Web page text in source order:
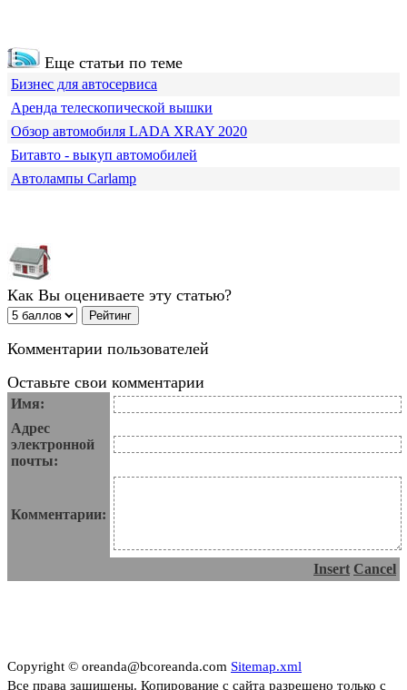
Еще статьи по теме
Бизнес для автосервиса
Аренда телескопической вышки
Обзор автомобиля LADA XRAY 2020
Битавто - выкуп автомобилей
Автолампы Carlamp
Как Вы оцениваете эту статью?
Комментарии пользователей
Оставьте свои комментарии
Имя:
Адрес
электронной
почты:
Комментарии:
Insert Cancel
Copyright © oreanda@bcoreanda.com Sitemap.xml
Все права защищены. Копирование с сайта разрешено только с